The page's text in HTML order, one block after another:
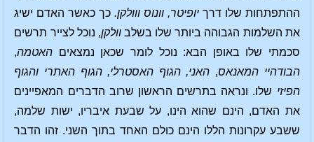
ההתפתחות שלו דרךיופיטר, וונוס ווולקן. כך כאשר האדם ישיג
את השלמות הגבוהה ביותר שלו בשלבוולקן, נוכל לצייר תרשים
סכמתי שלו באופן הבא: נוכל לומר שכאן נמצאים האטמה,
הבודהיי המאנאס, האני, הגוף האסטרלי, הגוף האתרי והגוף
הפיזי שלו. ונראה בתרשים הראשון שרוב הדברים המאפיינים
את האדם, הינם שהוא הינו, על שבעת איבריו, ישות שלמה,
ששבע עקרונות הללו הינם כולם האחד בתוך השני. זהו הדבר